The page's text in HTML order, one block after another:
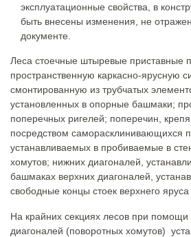
эксплуатационные свойства, в
быть внесены изменения, не
документе.
Леса стоечные штыревые приставные
пространственную каркасно-ярусную
смонтированную из трубчатых
установленных в опорные башмаки;
поперечных ригелей; поперечин,
посредством саморасклинивающихся
устанавливаемых в пробиваемые в
хомутов; нижних диагоналей,
башмаках верхних диагоналей,
свободные концы стоек верхнего яруса
На крайних секциях лесов при помощи
диагоналей (поворотных хомутов)